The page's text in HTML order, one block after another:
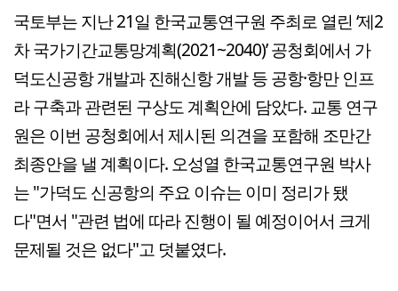
국토부는 지난 21일 한국교통연구원 주최로 열린 ‘제2
차 국가기간교통망계획(2021~2040)’ 공청회에서 가
덕도신공항 개발과 진해신항 개발 등 공항·항만 인프
라 구축과 관련된 구상도 계획안에 담았다. 교통 연구
원은 이번 공청회에서 제시된 의견을 포함해 조만간
최종안을 낼 계획이다. 오성열 한국교통연구원 박사
는 "가덕도 신공항의 주요 이슈는 이미 정리가 됐
다"면서 "관련 법에 따라 진행이 될 예정이어서 크게
문제될 것은 없다"고 덧붙였다.